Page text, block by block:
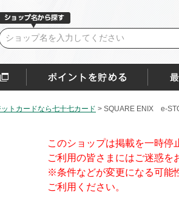
トカードなら七十七カード > SQUARE ENIX e-
このショップは掲載を一時停
ご利用の皆さまにはご迷惑を
※条件などが変更になる可能
ご利用ください。